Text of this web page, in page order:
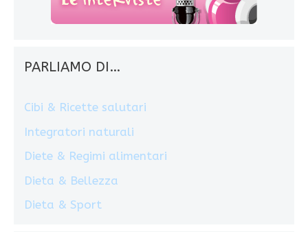
PARLIAMO DI…
Cibi & Ricette salutari
Integratori naturali
Diete & Regimi alimentari
Dieta & Bellezza
Dieta & Sport